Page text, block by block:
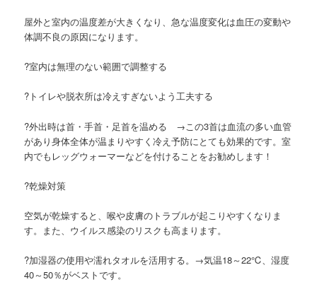
屋外と室内の温度差が大きくなり、急な温度変化は血圧の変動や
体調不良の原因になります。
?室内は無理のない範囲で調整する
?トイレや脱衣所は冷えすぎないよう工夫する
?外出時は首・手首・足首を温める →この3首は血流の多い血管
があり身体全体が温まりやすく冷え予防にとても効果的です。室
内でもレッグウォーマーなどを付けることをお勧めします！
?乾燥対策
空気が乾燥すると、喉や皮膚のトラブルが起こりやすくなりま
す。また、ウイルス感染のリスクも高まります。
?加湿器の使用や濡れタオルを活用する。→気温18～22℃、湿度
40～50％がベストです。